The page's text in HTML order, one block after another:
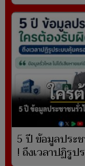
5 ปี ข้อมูลประ
! ถึงเวลาปฏิรู